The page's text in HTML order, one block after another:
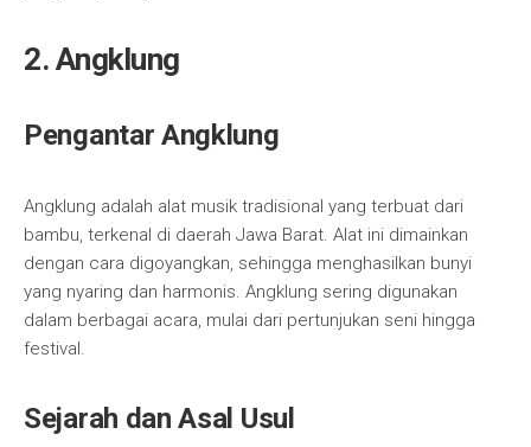
2. Angklung
Pengantar Angklung
Angklung adalah alat musik tradisional yang terbuat dari
bambu, terkenal di daerah Jawa Barat. Alat ini dimainkan
dengan cara digoyangkan, sehingga menghasilkan bunyi
yang nyaring dan harmonis. Angklung sering digunakan
dalam berbagai acara, mulai dari pertunjukan seni hingga
festival.
Sejarah dan Asal Usul